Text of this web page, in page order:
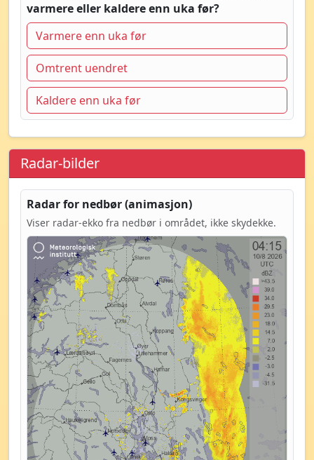
varmere eller kaldere enn uka før?
Varmere enn uka før
Omtrent uendret
Kaldere enn uka før
Radar-bilder
Radar for nedbør (animasjon)
Viser radar-ekko fra nedbør i området, ikke skydekke.